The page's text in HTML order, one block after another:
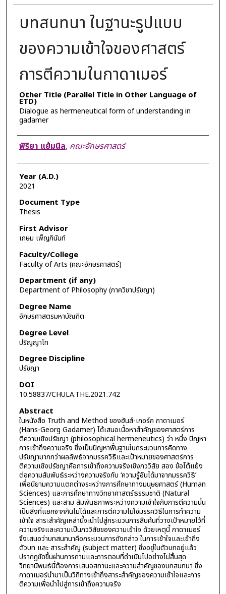
บทสนทนา ในฐานะรูปแบบ
ของความเข้าใจของศาสตร์
การตีความในกาดาเมอร์
Other Title (Parallel Title in Other Language of
ETD)
Dialogue as hermeneutical form of understanding in
gadamer
Author
พิริยา แย้มนิล, คณะอักษรศาสตร์
Year (A.D.)
2021
Document Type
Thesis
First Advisor
เกษม เพ็ญภินันท์
Faculty/College
Faculty of Arts (คณะอักษรศาสตร์)
Department (if any)
Department of Philosophy (ภาควิชาปรัชญา)
Degree Name
อักษรศาสตรมหาบัณฑิต
Degree Level
ปริญญาโท
Degree Discipline
ปรัชญา
DOI
10.58837/CHULA.THE.2021.742
Abstract
ในหนังสือ Truth and Method ของฮันส์-เกอร์ก กาดาเมอร์
(Hans-Georg Gadamer) ได้เสนอเนื้อหาสำคัญของศาสตร์การ
ตีความเชิงปรัชญา (philosophical hermeneutics) ว่า หนึ่ง ปัญหา
การเข้าถึงความจริง ซึ่งเป็นปัญหาพื้นฐานในกระบวนการคิดทาง
ปรัชญามากกว่าผลลัพธ์จากมรรควิธีและเป้าหมายของศาสตร์การ
ตีความเชิงปรัชญาคือการเข้าถึงความจริงเชิงภววิสัย สอง ข้อโต้แย้ง
ต่อความสัมพันธ์ระหว่างความจริงกับ ‘ความรู้อันได้มาจากมรรควิธี’
เพื่อนิยามความแตกต่างระหว่างการศึกษาทางมนุษยศาสตร์ (Human
Sciences) และการศึกษาทางวิทยาศาสตร์ธรรมชาติ (Natural
Sciences) และสาม สัมพันธภาพระหว่างความเข้าใจกับการตีความนั้น
เป็นสิ่งที่แยกจากกันไม่ได้และการตีความไม่ใช่มรรควิธีในการทำความ
เข้าใจ สาระสำคัญเหล่านี้จะนำไปสู่กระบวนการสืบค้นที่วางเป้าหมายไว้ที่
ความจริงและความเป็นภววิสัยของความเข้าใจ ด้วยเหตุนี้ กาดาเมอร์
จึงเสนอว่าบทสนทนาคือกระบวนการดังกล่าว ในการเข้าใจและเข้าถึง
ตัวบท และ สาระสำคัญ (subject matter) ซึ่งอยู่ในตัวบทอยู่แล้ว
ปรากฎชัดขึ้นผ่านการถามและการตอบที่ดำเนินไปอย่างไม่สิ้นสุด
วิทยานิพนธ์นี้ต้องการเสนอสถานะและความสำคัญของบทสนทนา ซึ่ง
กาดาเมอร์นำมาเป็นวิถีทางเข้าถึงสาระสำคัญของความเข้าใจและการ
ตีความเพื่อนำไปสู่การเข้าถึงความจริง